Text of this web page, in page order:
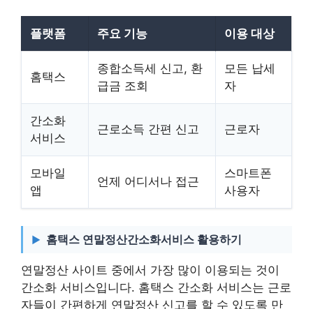
플랫폼 주요 기능 이용 대상
홈택스
종합소득세 신고, 환
급금 조회
모든 납세
자
간소화
서비스
근로소득 간편 신고 근로자
모바일
앱
언제 어디서나 접근
스마트폰
사용자
홈택스 연말정산간소화서비스 활용하기
연말정산 사이트 중에서 가장 많이 이용되는 것이
간소화 서비스입니다. 홈택스 간소화 서비스는 근로
자들이 간편하게 연말정산 신고를 할 수 있도록 만